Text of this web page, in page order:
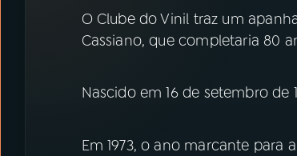
YouTube Facebook
O Clube do Vinil traz um
Cassiano, que completaria 80
Nascido em 16 de setembro de
Em 1973, o ano marcante para